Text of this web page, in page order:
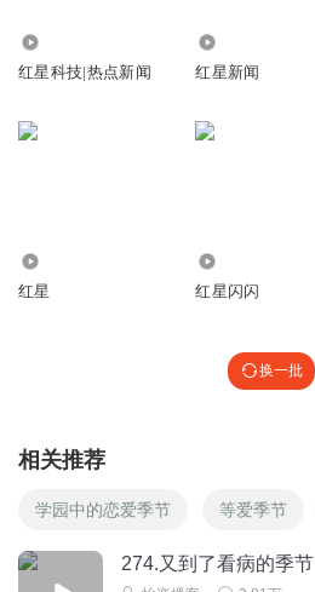
红星科技|热点新闻 红星新闻
红星 红星闪闪
换一批
相关推荐
学园中的恋爱季节 等爱季节
274.又到了看病的季节